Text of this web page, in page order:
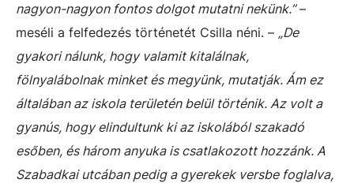
nagyon-nagyon fontos dolgot mutatni nekünk.”–
meséli a felfedezés történetét Csilla néni. – „De
gyakori nálunk, hogy valamit kitalálnak,
fölnyalábolnak minket és megyünk, mutatják. Ám ez
általában az iskola területén belül történik. Az volt a
gyanús, hogy elindultunk ki az iskolából szakadó
esőben, és három anyuka is csatlakozott hozzánk. A
Szabadkai utcában pedig a gyerekek versbe foglalva,